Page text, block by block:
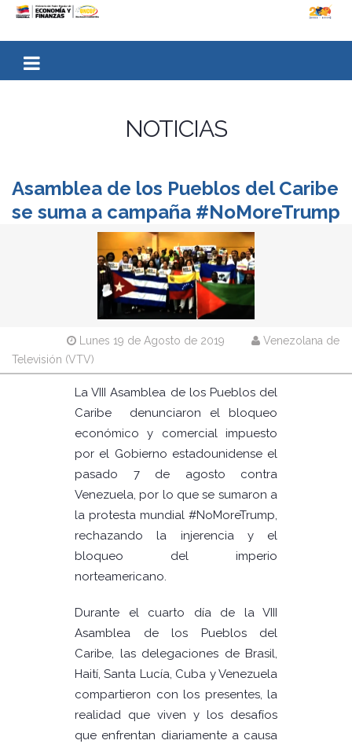
NOTICIAS
Asamblea de los Pueblos del Caribe
se suma a campaña #NoMoreTrump
Lunes 19 de Agosto de 2019
Venezolana de
Televisión (VTV)
La VIII Asamblea de los Pueblos del
Caribe denunciaron el bloqueo
económico y comercial impuesto
por el Gobierno estadounidense el
pasado 7 de agosto contra
Venezuela, por lo que se sumaron a
la protesta mundial #NoMoreTrump,
rechazando la injerencia y el
bloqueo del imperio
norteamericano.
Durante el cuarto día de la VIII
Asamblea de los Pueblos del
Caribe, las delegaciones de Brasil,
Haití, Santa Lucía, Cuba y Venezuela
compartieron con los presentes, la
realidad que viven y los desafíos
que enfrentan diariamente a causa